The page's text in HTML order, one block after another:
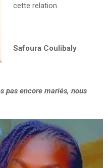
cette relation.
Safoura Coulibaly
pas encore mariés, nous